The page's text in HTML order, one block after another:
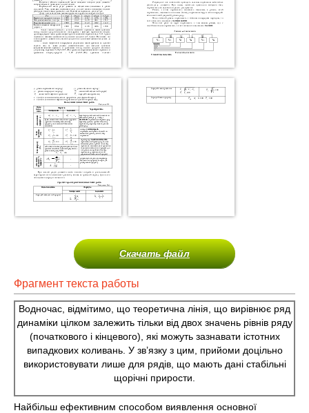
Скачать файл
Фрагмент текста работы
Водночас, відмітимо, що теоретична лінія, що вирівнює ряд
динаміки цілком залежить тільки від двох значень рівнів ряду
(початкового і кінцевого), які можуть зазнавати істотних
випадкових коливань. У зв’язку з цим, прийоми доцільно
використовувати лише для рядів, що мають дані стабільні
щорічні прирости.
Найбільш ефективним способом виявлення основної